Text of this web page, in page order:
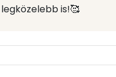
is!🥰